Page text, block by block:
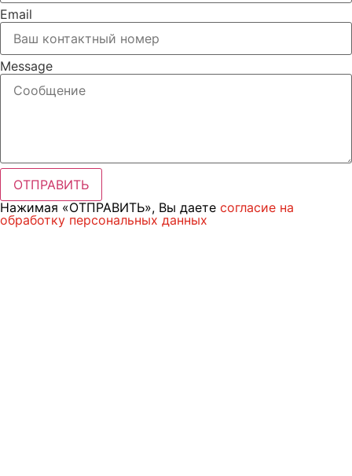
Email
Message
ОТПРАВИТЬ
Нажимая «ОТПРАВИТЬ», Вы даете согласие на
обработку персональных данных